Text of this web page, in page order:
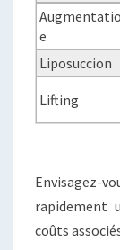
e
Liposuccion
Lifting
rapidement
coûts